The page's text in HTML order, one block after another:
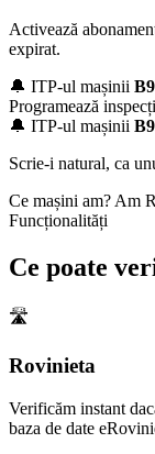
Activează
expirat.
🔔 ITP-ul mașinii
Programează
🔔 ITP-ul mașinii
Scrie-i natural, ca
Ce mașini am? Am
Funcționalități
Ce poate
🛣️
Rovinieta
Verificăm instant
baza de date